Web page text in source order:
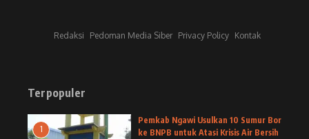
Redaksi Pedoman Media Siber Privacy Policy Kontak
Terpopuler
1
Pemkab Ngawi Usulkan 10 Sumur Bor
ke BNPB untuk Atasi Krisis Air Bersih